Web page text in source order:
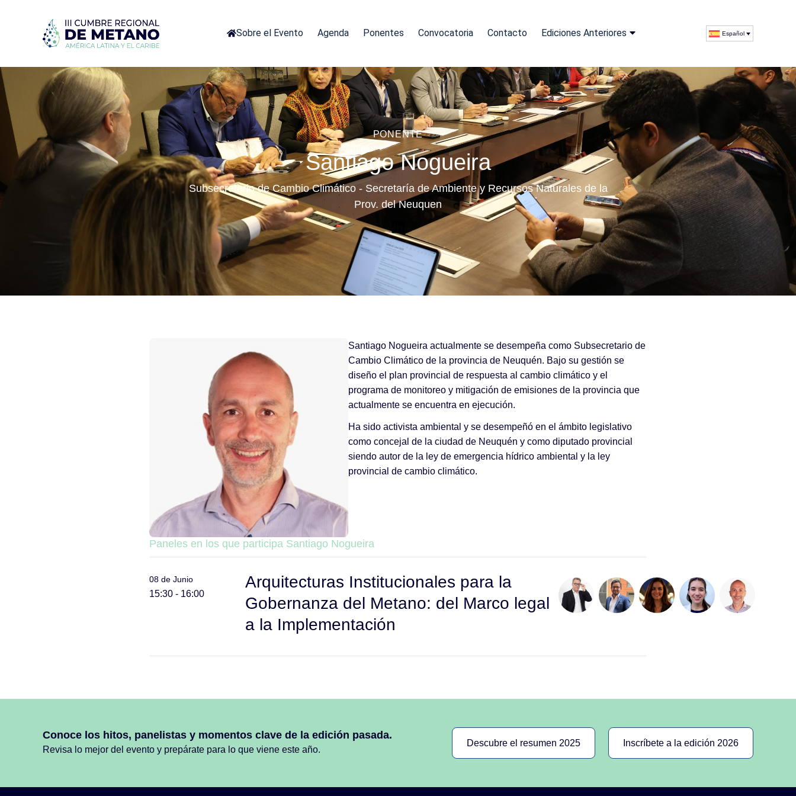
Sobre el Evento Agenda Ponentes Convocatoria Contacto Ediciones Anteriores Español
PONENTE
Santiago Nogueira
Subsecretario de Cambio Climático - Secretaría de Ambiente y Recursos Naturales de la
Prov. del Neuquen
Santiago Nogueira actualmente se desempeña como Subsecretario de
Cambio Climático de la provincia de Neuquén. Bajo su gestión se
diseño el plan provincial de respuesta al cambio climático y el
programa de monitoreo y mitigación de emisiones de la provincia que
actualmente se encuentra en ejecución.
Ha sido activista ambiental y se desempeñó en el ámbito legislativo
como concejal de la ciudad de Neuquén y como diputado provincial
siendo autor de la ley de emergencia hídrico ambiental y la ley
provincial de cambio climático.
Paneles en los que participa Santiago Nogueira
08 de Junio
15:30 - 16:00
Arquitecturas Institucionales para la
Gobernanza del Metano: del Marco legal
a la Implementación
Conoce los hitos, panelistas y momentos clave de la edición pasada.
Revisa lo mejor del evento y prepárate para lo que viene este año.
Descubre el resumen 2025 Inscríbete a la edición 2026